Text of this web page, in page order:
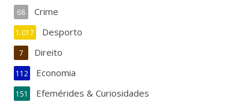
Crime
68
Desporto
1.017
Direito
7
Economia
112
Efemérides & Curiosidades
151